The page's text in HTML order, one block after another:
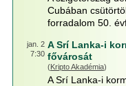
Cubában
forradalom 50.
jan. 2
7:30
A Srí Lanka-i
fővárosát
(Kripto Akadémia)
A Srí Lanka-i